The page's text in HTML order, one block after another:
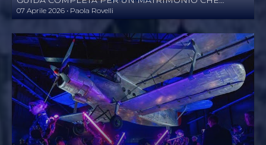
RACCONTA LA VOSTRA STORIA
07 Aprile 2026 • Paola Rovelli